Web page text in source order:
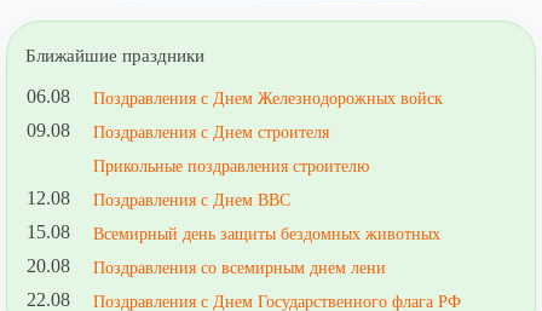
Ближайшие праздники
06.08 Поздравления с Днем Железнодорожных войск
09.08
Поздравления с Днем строителя
Прикольные поздравления строителю
12.08 Поздравления с Днем ВВС
15.08 Всемирный день защиты бездомных животных
20.08 Поздравления со всемирным днем лени
22.08 Поздравления с Днем Государственного флага РФ